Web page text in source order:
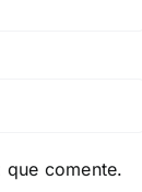
comente.